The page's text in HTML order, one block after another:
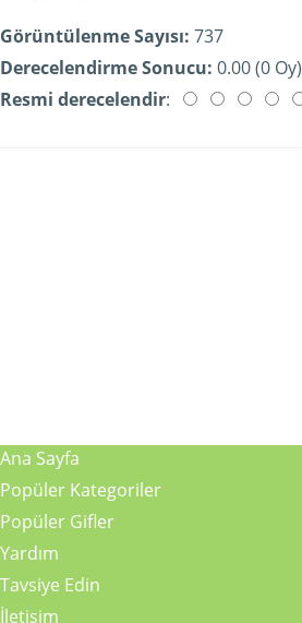
Görüntülenme Sayısı: 737
Derecelendirme Sonucu: 0.00 (0 Oy)
Resmi derecelendir:
Ana Sayfa
Popüler Kategoriler
Popüler Gifler
Yardım
Tavsiye Edin
İletişim